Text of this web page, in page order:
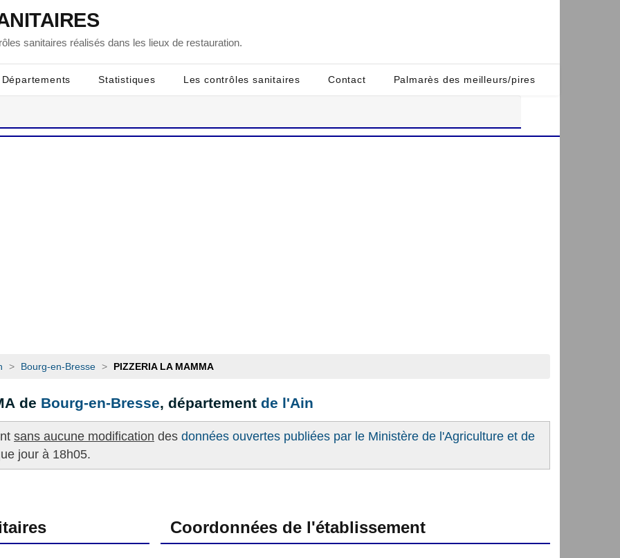
sanitaires réalisés dans les lieux de restauration.
Départements Statistiques Les contrôles sanitaires Contact Palmarès des meilleurs/pires
> Bourg-en-Bresse > PIZZERIA LA MAMMA
de Bourg-en-Bresse, département de l'Ain
sans aucune modification des données ouvertes publiées par le Ministère de l'Agriculture et de
jour à 18h05.
Coordonnées de l'établissement